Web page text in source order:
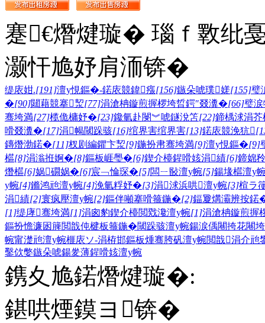
蹇€熸煡璇� 瑙ｆ斁纰
灏忓尯妤肩洏锛�
缇庡姏.[191]澶у悓鏂�-鍩庡競鍏瘬[156]鏃朵唬璞嫅[155]璧
�[90]閮藉競搴洯[77]涓滄柟鏇煎搱椤垮晢鍔″叕瀵�[66]璧
骞垮満[27]榄佹槦妤�[23]鑱氫赴閿︾唬鐩涗笘[22]鍗楀浗涓芥
嗗叕瀵�[17]涓幆閾跺骇[16]绾界害绾界害[13]鍩庡競浼犺
鏄熸渤鍩�[11]杈剧編鑺卞洯[9]鍦扮帇骞垮満[9]澶у悓鏂�[9]
櫙[8]涓滃拰婀�[8]鏂板崕璺�[6]鍥介檯鍟嗗姟涓績[6]鍗婂
熸櫙[6]娲礀娲�[6]宸﹁惀琛�[5]闆ㄧ敯澶у帵[5]鍚堟櫙澶у
у帵[4]鏅鸿兘澶у帵[4]浼氫粰妤�[3]涓浗浜哄澶у帵[3]楦ラ
涓績[2]寰疯壓澶у帵[2]鏂伴噸搴嗗箍鍦�[2]鍢夐煹灞辨按鍩
[1]缇庨骞垮満[1]涓囪豹鍥介檯閲戣瀺澶у帵[1]涓滄柟鏇煎搱
鏂扮憺濂囦簲閲戠伅楗板箍鍦�閾跺骇澶у帵鍚涙偊闀挎花闀
帵甯濋兘澶у帵榧庡ソ-涓栫邯鏂板煄骞胯矾澶у帵閲戠涓介兘
鑿佽嫳鏃朵唬鍚夎薄鍟嗗姟澶у帵
鎸夊尯鍩熸煡璇�:
鍖哄煙鏌ヨ锛�